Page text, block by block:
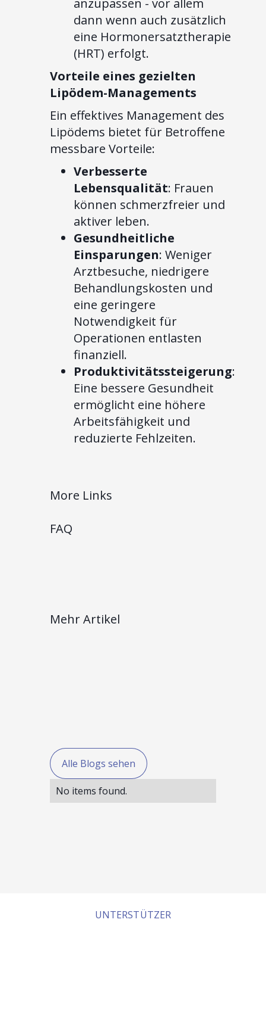
dann wenn auch zusätzlich
eine Hormonersatztherapie
(HRT) erfolgt.
Vorteile eines gezielten
Lipödem-Managements
Ein effektives Management des
Lipödems bietet für Betroffene
messbare Vorteile:
Verbesserte
Lebensqualität: Frauen
können schmerzfreier und
aktiver leben.
Gesundheitliche
Einsparungen: Weniger
Arztbesuche, niedrigere
Behandlungskosten und
eine geringere
Notwendigkeit für
Operationen entlasten
finanziell.
Produktivitätssteigerung:
Eine bessere Gesundheit
ermöglicht eine höhere
Arbeitsfähigkeit und
reduzierte Fehlzeiten.
More Links
FAQ
Mehr Artikel
Alle Blogs sehen
No items found.
UNTERSTÜTZER